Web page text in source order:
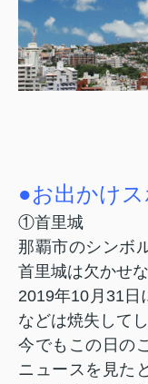
●お出かけス
①首里城
那覇市のシンボ
首里城は欠かせ
2019年10 月 31日
などは焼失して
今でもこの日の
ニュースを見た